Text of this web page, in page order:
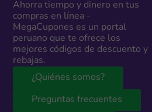
Ahorra tiempo y dinero en tus
compras en línea -
MegaCupones es un portal
peruano que te ofrece los
mejores códigos de descuento y
rebajas.
¿Quiénes somos?
Preguntas frecuentes